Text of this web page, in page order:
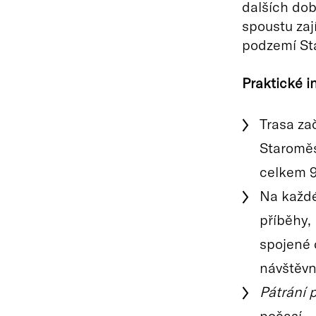
dalších
spoustu
podzemí
Praktické
Trasa
celkem
Na
příběhy,
spojené
Pátrání